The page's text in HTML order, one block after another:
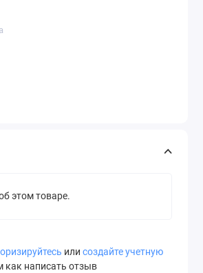
этом товаре.
или создайте учетную
как написать отзыв